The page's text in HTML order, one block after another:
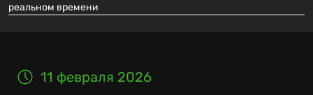
реальном времени
11 февраля 2026